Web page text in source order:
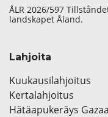
ÅLR 2026/597
landskapet Åland.
Lahjoita
Kuukausilahjoitus
Kertalahjoitus
Hätäapukeräys